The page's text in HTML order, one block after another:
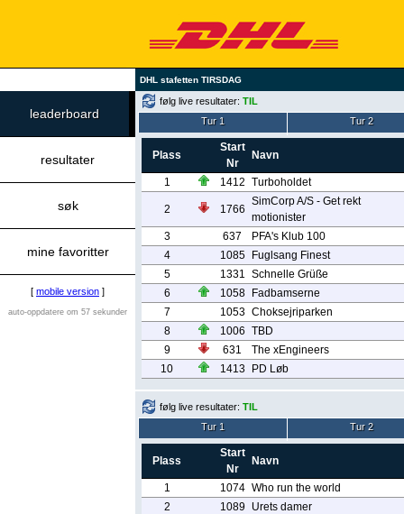
DHL stafetten TIRSDAG
leaderboard
resultater
søk
mine favoritter
[ mobile version ]
auto-oppdatere om 57 sekunder
følg live resultater: TIL
Tur 1
Tur 2
Plass
Start
Nr
Navn
1 1412 Turboholdet
2 1766
SimCorp A/S - Get rekt
motionister
3
637
PFA's Klub 100
4
1085
Fuglsang Finest
5
1331 Schnelle Grüße
6
1058
Fadbamserne
7
1053 Choksejriparken
8
1006 TBD
9
631
The xEngineers
10
1413 PD Løb
følg live resultater: TIL
Tur 1
Tur 2
Plass
Start
Nr
Navn
1 1074 Who run the world
2
1089
Urets damer